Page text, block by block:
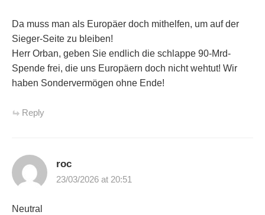
Da muss man als Europäer doch mithelfen, um auf der
Sieger-Seite zu bleiben!
Herr Orban, geben Sie endlich die schlappe 90-Mrd-
Spende frei, die uns Europäern doch nicht wehtut! Wir
haben Sondervermögen ohne Ende!
Reply
roc
23/03/2026 at 20:51
Neutral